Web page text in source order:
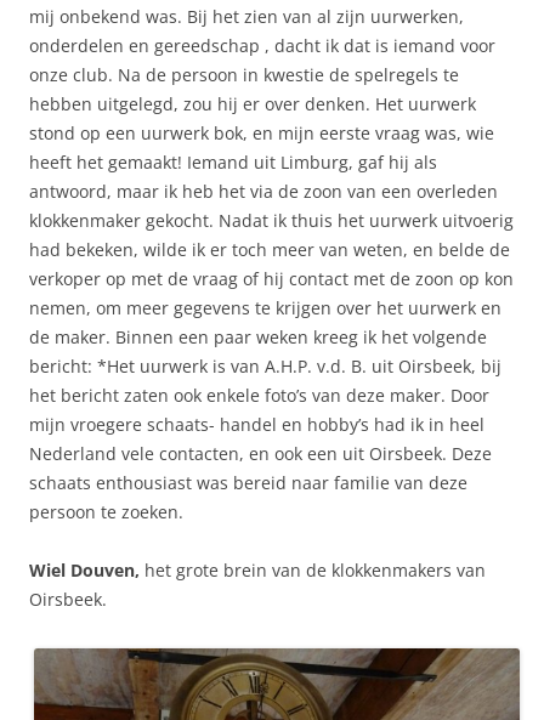
mij onbekend was. Bij het zien van al zijn uurwerken,
onderdelen en gereedschap , dacht ik dat is iemand voor
onze club. Na de persoon in kwestie de spelregels te
hebben uitgelegd, zou hij er over denken. Het uurwerk
stond op een uurwerk bok, en mijn eerste vraag was, wie
heeft het gemaakt! Iemand uit Limburg, gaf hij als
antwoord, maar ik heb het via de zoon van een overleden
klokkenmaker gekocht. Nadat ik thuis het uurwerk uitvoerig
had bekeken, wilde ik er toch meer van weten, en belde de
verkoper op met de vraag of hij contact met de zoon op kon
nemen, om meer gegevens te krijgen over het uurwerk en
de maker. Binnen een paar weken kreeg ik het volgende
bericht: *Het uurwerk is van A.H.P. v.d. B. uit Oirsbeek, bij
het bericht zaten ook enkele foto’s van deze maker. Door
mijn vroegere schaats- handel en hobby’s had ik in heel
Nederland vele contacten, en ook een uit Oirsbeek. Deze
schaats enthousiast was bereid naar familie van deze
persoon te zoeken.
Wiel Douven, het grote brein van de klokkenmakers van
Oirsbeek.